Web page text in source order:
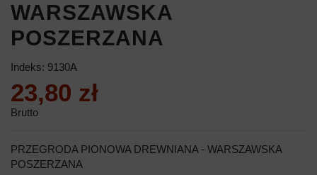
WARSZAWSKA
POSZERZANA
Indeks: 9130A
23,80 zł
Brutto
PRZEGRODA PIONOWA DREWNIANA - WARSZAWSKA
POSZERZANA